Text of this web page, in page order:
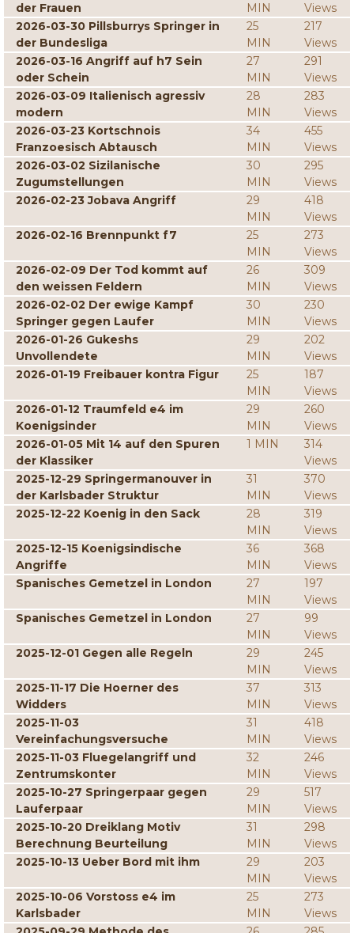
der Frauen
MIN
Views
2026-03-30 Pillsburrys Springer in
der Bundesliga
25
MIN
217
Views
2026-03-16 Angriff auf h7 Sein
oder Schein
27
MIN
291
Views
2026-03-09 Italienisch agressiv
modern
28
MIN
283
Views
2026-03-23 Kortschnois
Franzoesisch Abtausch
34
MIN
455
Views
2026-03-02 Sizilanische
Zugumstellungen
30
MIN
295
Views
2026-02-23 Jobava Angriff
29
MIN
418
Views
2026-02-16 Brennpunkt f7
25
MIN
273
Views
2026-02-09 Der Tod kommt auf
den weissen Feldern
26
MIN
309
Views
2026-02-02 Der ewige Kampf
Springer gegen Laufer
30
MIN
230
Views
2026-01-26 Gukeshs
Unvollendete
29
MIN
202
Views
2026-01-19 Freibauer kontra Figur
25
MIN
187
Views
2026-01-12 Traumfeld e4 im
Koenigsinder
29
MIN
260
Views
2026-01-05 Mit 14 auf den Spuren
der Klassiker
1 MIN
314
Views
2025-12-29 Springermanouver in
der Karlsbader Struktur
31
MIN
370
Views
2025-12-22 Koenig in den Sack
28
MIN
319
Views
2025-12-15 Koenigsindische
Angriffe
36
MIN
368
Views
Spanisches Gemetzel in London
27
MIN
197
Views
Spanisches Gemetzel in London
27
MIN
99
Views
2025-12-01 Gegen alle Regeln
29
MIN
245
Views
2025-11-17 Die Hoerner des
Widders
37
MIN
313
Views
2025-11-03
Vereinfachungsversuche
31
MIN
418
Views
2025-11-03 Fluegelangriff und
Zentrumskonter
32
MIN
246
Views
2025-10-27 Springerpaar gegen
Lauferpaar
29
MIN
517
Views
2025-10-20 Dreiklang Motiv
Berechnung Beurteilung
31
MIN
298
Views
2025-10-13 Ueber Bord mit ihm
29
MIN
203
Views
2025-10-06 Vorstoss e4 im
Karlsbader
25
MIN
273
Views